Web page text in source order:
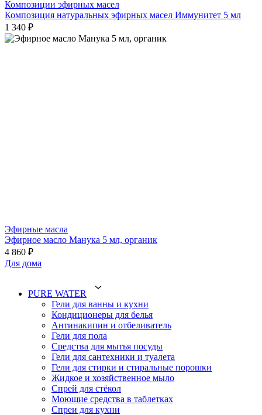
Композиции эфирных масел
Композиция натуральных эфирных масел Иммунитет 5 мл
1 340 ₽
Эфирные масла
Эфирное масло Манука 5 мл, органик
4 860 ₽
Для дома
PURE WATER
Гели для ванны и кухни
Кондиционеры для белья
Антинакипин и отбеливатель
Гели для пола
Средства для мытья посуды
Гели для сантехники и туалета
Гели для стирки и стиральные порошки
Жидкое и хозяйственное мыло
Спрей для стёкол
Моющие средства в таблетках
Спреи для кухни